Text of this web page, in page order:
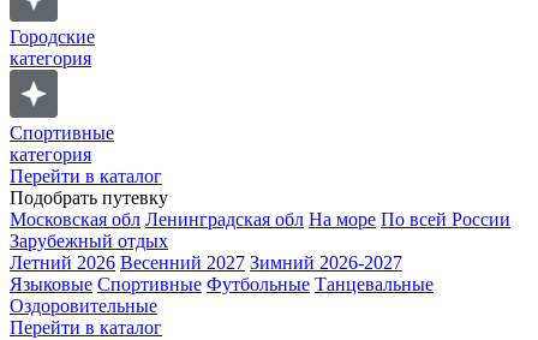
Городские
категория
Спортивные
категория
Перейти в каталог
Подобрать путевку
Московская обл Ленинградская обл На море По всей России
Зарубежный отдых
Летний 2026 Весенний 2027 Зимний 2026-2027
Языковые Спортивные Футбольные Танцевальные
Оздоровительные
Перейти в каталог